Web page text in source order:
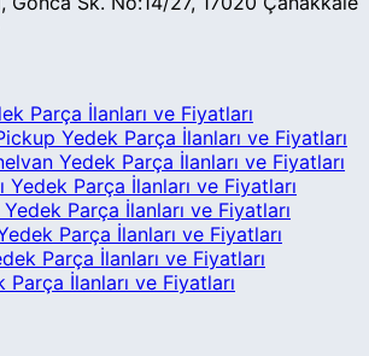
Parça İlanları ve Fiyatları
Yedek Parça İlanları ve Fiyatları
Yedek Parça İlanları ve Fiyatları
Yedek Parça İlanları ve Fiyatları
Parça İlanları ve Fiyatları
Parça İlanları ve Fiyatları
Parça İlanları ve Fiyatları
İlanları ve Fiyatları